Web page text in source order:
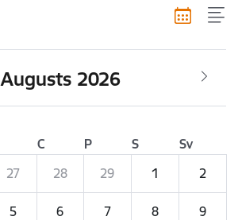
Augusts 2026
C P S
Sv
27 28 29 1 2
5 6 7 8 9